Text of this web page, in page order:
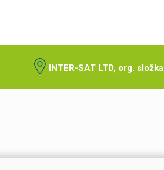
INTER-SAT LTD, org. složka